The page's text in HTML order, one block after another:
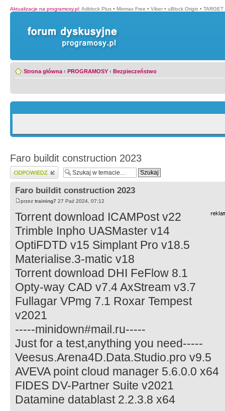
Aktualizacje na programosy.pl: Adblock Plus • Mixmax Free • Viber • uBlock Origin •
Strona główna ‹ PROGRAMOSY ‹ Bezpieczeństwo
Faro buildit construction 2023
Wyślij odpowiedź
Faro buildit construction 2023
przez training7 27 Paź 2024, 07:12
Torrent download ICAMPost v22
Trimble Inpho UASMaster v14
OptiFDTD v15 Simplant Pro v18.5
Materialise.3-matic v18
Torrent download DHI FeFlow 8.1
Opty-way CAD v7.4 AxStream v3.7
Fullagar VPmg 7.1 Roxar Tempest
v2021
-----minidown#mail.ru-----
Just for a test,anything you need-----
Veesus.Arena4D.Data.Studio.pro v9.5
AVEVA point cloud manager 5.6.0.0 x64
FIDES DV-Partner Suite v2021
Datamine datablast 2.2.3.8 x64